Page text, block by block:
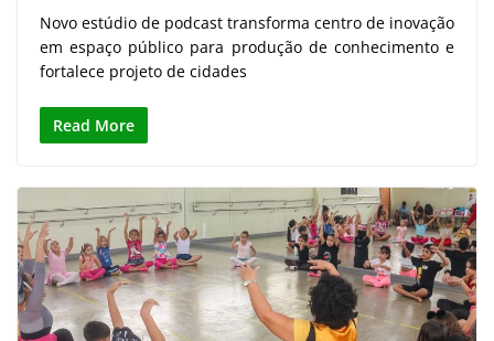
Novo estúdio de podcast transforma centro de inovação
em espaço público para produção de conhecimento e
fortalece projeto de cidades
Read More